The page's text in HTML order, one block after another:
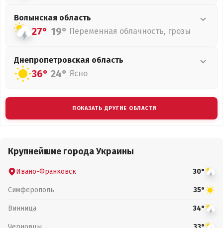
Волынская область
27° 19° Переменная облачность, грозы
Днепропетровская область
36° 24° Ясно
ПОКАЗАТЬ ДРУГИЕ ОБЛАСТИ
Крупнейшие города Украины
Ивано-Франковск 30°
Симферополь 35°
Винница 34°